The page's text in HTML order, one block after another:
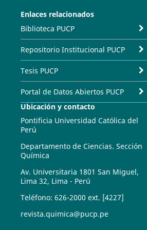
Enlaces relacionados
Biblioteca PUCP
Repositorio Institucional PUCP
Tesis PUCP
Portal de Datos Abiertos PUCP
Ubicación y contacto
Pontificia Universidad Católica del
Perú
Departamento de Ciencias. Sección
Química
Av. Universitaria 1801 San Miguel,
Lima 32, Lima - Perú
Teléfono: 626-2000 ext. [4227]
revista.quimica@pucp.pe